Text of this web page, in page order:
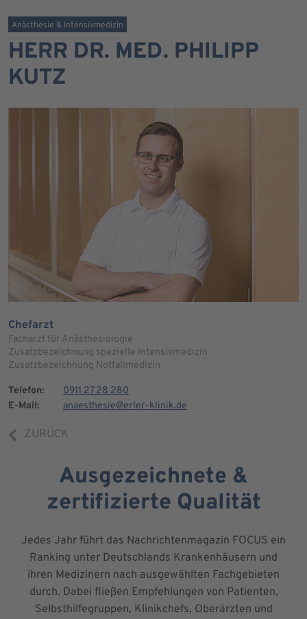
Anästhesie & Intensivmedizin
HERR DR. MED. PHILIPP
KUTZ
Chefarzt
Facharzt für Anästhesiologie
Zusatzbezeichnung spezielle Intensivmedizin
Zusatzbezeichnung Notfallmedizin
Telefon:
0911 27 28 280
E-Mail:
anaesthesie@erler-klinik.de
ZURÜCK
Ausgezeichnete &
zertifizierte Qualität
Jedes Jahr führt das Nachrichtenmagazin FOCUS ein
Ranking unter Deutschlands Krankenhäusern und
ihren Medizinern nach ausgewählten Fachgebieten
durch. Dabei fließen Empfehlungen von Patienten,
Selbsthilfegruppen, Klinikchefs, Oberärzten und